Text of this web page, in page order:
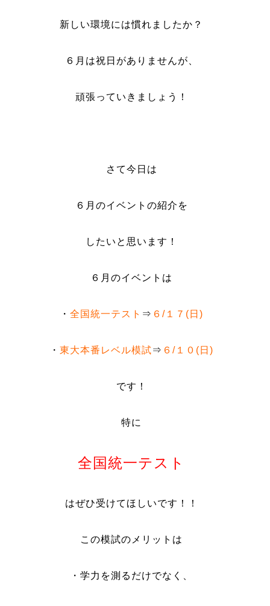
新しい環境には慣れましたか？
６月は祝日がありませんが、
頑張っていきましょう！
さて今日は
６月のイベントの紹介を
したいと思います！
６月のイベントは
・全国統一テスト ⇒ ６/１７(日)
・東大本番レベル模試⇒ ６/１０(日)
です！
特に
全国統一テスト
はぜひ受けてほしいです！！
この模試のメリットは
・学力を測るだけでなく、